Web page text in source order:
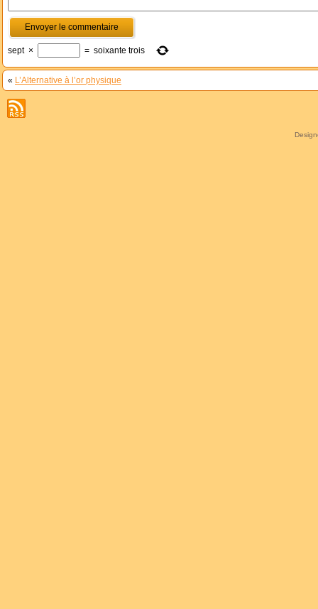
sept × = soixante trois
« L’Alternative à l’or physique